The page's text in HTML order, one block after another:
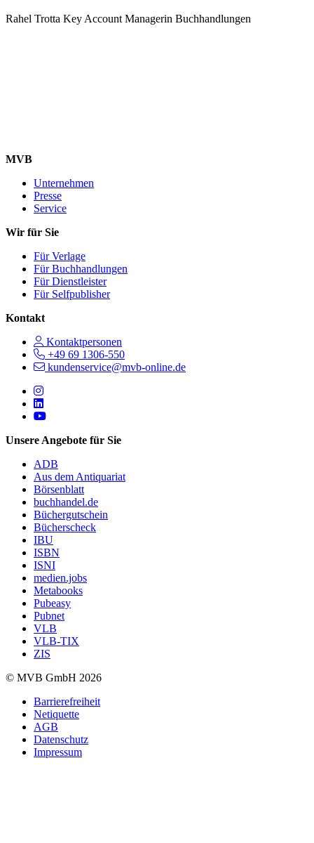
Rahel Trotta Key Account Managerin Buchhandlungen
MVB
Unternehmen
Presse
Service
Wir für Sie
Für Verlage
Für Buchhandlungen
Für Dienstleister
Für Selfpublisher
Kontakt
Kontaktpersonen
+49 69 1306-550
kundenservice@mvb-online.de
Follow us on https://www.instagram.com/lifeatmvb/
Follow us on https://www.linkedin.com/company/mvbbooks
Follow us on https://www.youtube.com/@mvbbooks
Unsere Angebote für Sie
ADB
Aus dem Antiquariat
Börsenblatt
buchhandel.de
Büchergutschein
Bücherscheck
IBU
ISBN
ISNI
medien.jobs
Metabooks
Pubeasy
Pubnet
VLB
VLB-TIX
ZIS
© MVB GmbH 2026
Barrierefreiheit
Netiquette
AGB
Datenschutz
Impressum